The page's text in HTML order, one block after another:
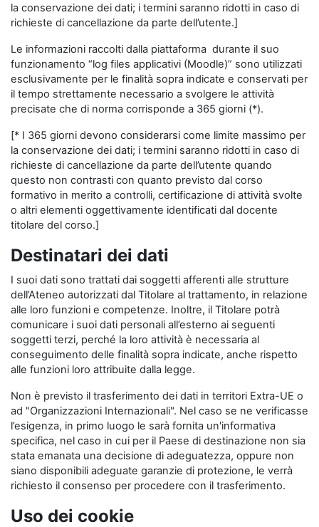
la conservazione dei dati; i termini saranno ridotti in caso di
richieste di cancellazione da parte dell’utente.]
Le informazioni raccolti dalla piattaforma durante il suo
funzionamento “log files applicativi (Moodle)” sono utilizzati
esclusivamente per le finalità sopra indicate e conservati per
il tempo strettamente necessario a svolgere le attività
precisate che di norma corrisponde a 365 giorni (*).
[* I 365 giorni devono considerarsi come limite massimo per
la conservazione dei dati; i termini saranno ridotti in caso di
richieste di cancellazione da parte dell’utente quando
questo non contrasti con quanto previsto dal corso
formativo in merito a controlli, certificazione di attività svolte
o altri elementi oggettivamente identificati dal docente
titolare del corso.]
Destinatari dei dati
I suoi dati sono trattati dai soggetti afferenti alle strutture
dell’Ateneo autorizzati dal Titolare al trattamento, in relazione
alle loro funzioni e competenze. Inoltre, il Titolare potrà
comunicare i suoi dati personali all’esterno ai seguenti
soggetti terzi, perché la loro attività è necessaria al
conseguimento delle finalità sopra indicate, anche rispetto
alle funzioni loro attribuite dalla legge.
Non è previsto il trasferimento dei dati in territori Extra-UE o
ad "Organizzazioni Internazionali". Nel caso se ne verificasse
l’esigenza, in primo luogo le sarà fornita un'informativa
specifica, nel caso in cui per il Paese di destinazione non sia
stata emanata una decisione di adeguatezza, oppure non
siano disponibili adeguate garanzie di protezione, le verrà
richiesto il consenso per procedere con il trasferimento.
Uso dei cookie